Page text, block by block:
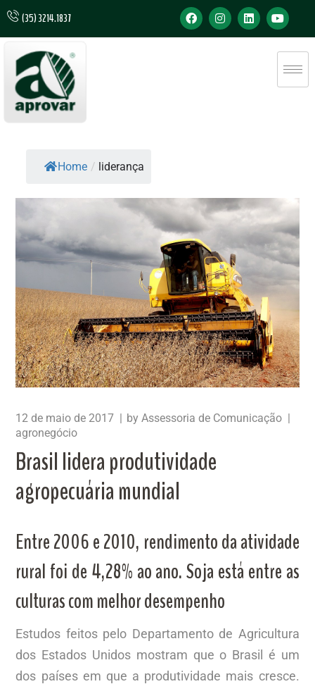
(35) 3214.1837
Home / liderança
12 de maio de 2017 byAssessoria de Comunicação
agronegócio
Brasil lidera produtividade
agropecuária mundial
Entre 2006 e 2010, rendimento da atividade
rural foi de 4,28% ao ano. Soja está entre as
culturas com melhor desempenho
Estudos feitos pelo Departamento de Agricultura
dos Estados Unidos mostram que o Brasil é um
dos países em que a produtividade mais cresce.